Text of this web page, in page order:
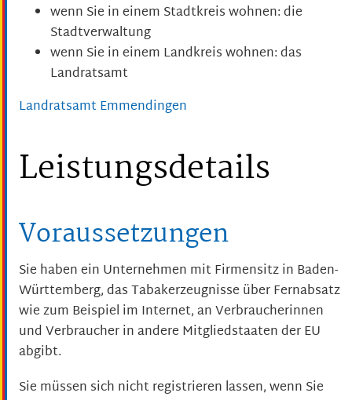
wenn Sie in einem Stadtkreis wohnen: die
Stadtverwaltung
wenn Sie in einem Landkreis wohnen: das
Landratsamt
Landratsamt Emmendingen
Leistungsdetails
Voraussetzungen
Sie haben ein Unternehmen mit Firmensitz in Baden-
Württemberg, das Tabakerzeugnisse über Fernabsatz
wie zum Beispiel im Internet, an Verbraucherinnen
und Verbraucher in andere Mitgliedstaaten der EU
abgibt.
Sie müssen sich nicht registrieren lassen, wenn Sie